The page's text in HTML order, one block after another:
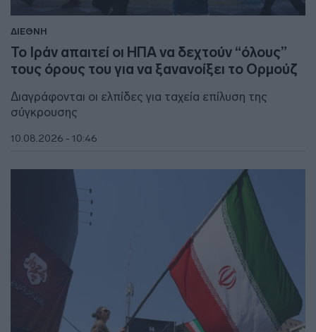
ΔΙΕΘΝΗ
Το Ιράν απαιτεί οι ΗΠΑ να δεχτούν “όλους”
τους όρους του για να ξανανοίξει το Ορμούζ
Διαγράφονται οι ελπίδες για ταχεία επίλυση της
σύγκρουσης
10.08.2026 - 10:46